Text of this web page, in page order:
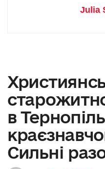
Julia
в
Сильні